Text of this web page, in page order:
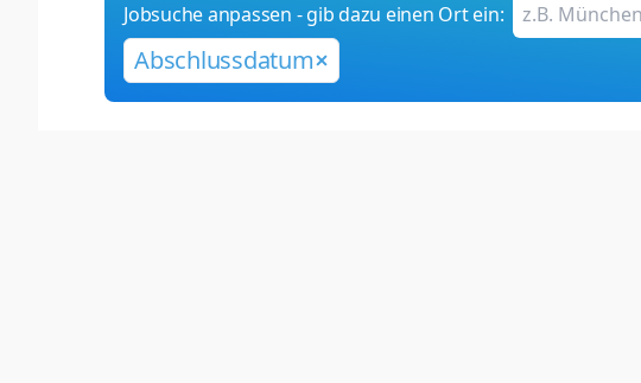
Jobsuche anpassen - gib dazu einen Ort ein:
Abschlussdatum